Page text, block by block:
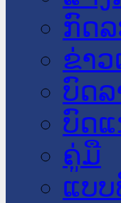
ກົດ
ຂ່າວ
ບົດລ
ບົດ
ຄູ່ມື
ແບ